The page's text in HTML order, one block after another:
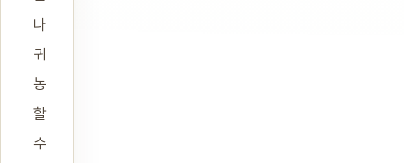
나
귀
농
할
수